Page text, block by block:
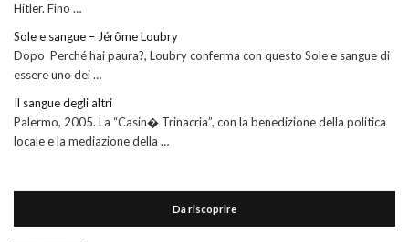
Hitler. Fino …
Sole e sangue – Jérôme Loubry
Dopo Perché hai paura?, Loubry conferma con questo Sole e sangue di
essere uno dei …
Il sangue degli altri
Palermo, 2005. La “Casin� Trinacria”, con la benedizione della politica
locale e la mediazione della …
Da riscoprire